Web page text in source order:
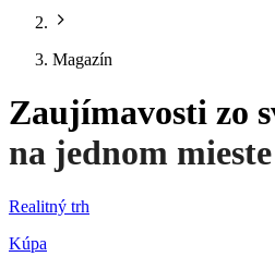
Magazín
Zaujímavosti zo
na jednom mieste
Realitný trh
Kúpa